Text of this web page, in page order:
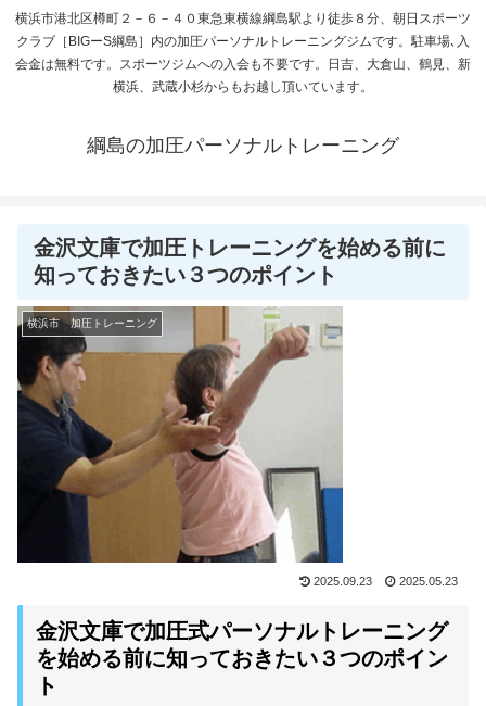
横浜市港北区樽町２－６－４０東急東横線綱島駅より徒歩８分、朝日スポーツ
クラブ［BIGーS綱島］内の加圧パーソナルトレーニングジムです。駐車場､入
会金は無料です。スポーツジムへの入会も不要です。日吉、大倉山、鶴見、新
横浜、武蔵小杉からもお越し頂いています。
綱島の加圧パーソナルトレーニング
金沢文庫で加圧トレーニングを始める前に
知っておきたい３つのポイント
横浜市 加圧トレーニング
2025.09.23 2025.05.23
金沢文庫で加圧式パーソナルトレーニング
を始める前に知っておきたい３つのポイン
ト